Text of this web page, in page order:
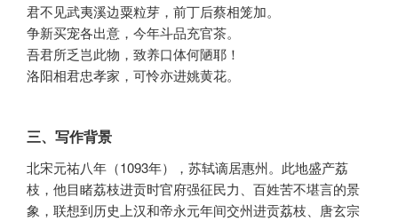
君不见武夷溪边粟粒芽，前丁后蔡相笼加。
争新买宠各出意，今年斗品充官茶。
吾君所乏岂此物，致养口体何陋耶！
洛阳相君忠孝家，可怜亦进姚黄花。
三、写作背景
北宋元祐八年（1093年），苏轼谪居惠州。此地盛产荔
枝，他目睹荔枝进贡时官府强征民力、百姓苦不堪言的景
象，联想到历史上汉和帝永元年间交州进贡荔枝、唐玄宗